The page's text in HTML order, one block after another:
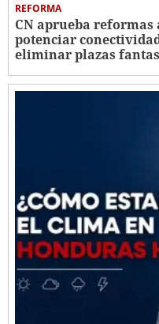
REFORMA
CN aprueba reformas
potenciar
eliminar plazas